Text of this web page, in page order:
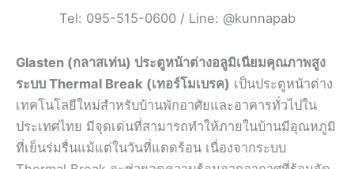
Tel: 095-515-0600 / Line: @kunnapab
Glasten (กลาสเท่น) ประตูหน้าต่างอลูมิเนียมคุณภาพสูง
ระบบ Thermal Break (เทอร์โมเบรค) เป็นประตูหน้าต่าง
เทคโนโลยีใหม่สำหรับบ้านพักอาศัยและอาคารทั่วไปใน
ประเทศไทย มีจุดเด่นที่สามารถทำให้ภายในบ้านมีอุณหภูมิ
ที่เย็นร่มรื่นแม้แต่ในวันที่แดดร้อน เนื่องจากระบบ